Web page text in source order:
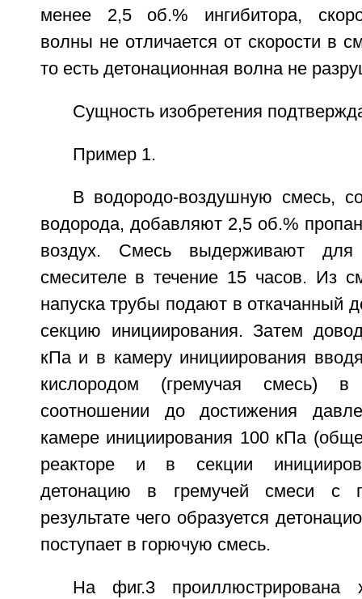
менее 2,5 об.% ингибитора,
волны не отличается от скорости в
то есть детонационная волна не
Сущность изобретения
Пример 1.
В водородо-воздушную смесь,
водорода, добавляют 2,5 об.%
воздух. Смесь выдерживают
смесителе в течение 15 часов. Из
напуска трубы подают в откачанный
секцию инициирования. Затем
кПа и в камеру инициирования
кислородом (гремучая смесь) в
соотношении до достижения
камере инициирования 100 кПа
реакторе и в секции
детонацию в гремучей смеси с
результате чего образуется
поступает в горючую смесь.
На фиг.3 проиллюстрирована